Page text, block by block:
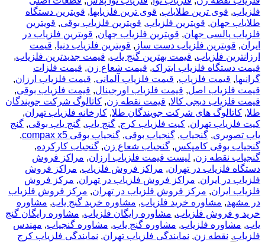
فلزیاب, قوی ترین طلایاب, قوی ترین فلزیابها, قویترین دستگاه
طلایاب جهان, قویترین فلزیاب, قویترین فلزیاب بوقی, قویترین
فلزیاب پالسی جهان, قویترین فلزیاب جهان, قویترین فلزیاب در
ایران, قویترین فلزیاب دست ساز , قویترین فلزیاب دنیا, قیمت
ارزانترین فلزیاب, قیمت بهترین گنج یاب, قیمت جدیدترین فلزیاب,
قیمت دستگاه فلزیاب ایتراک, قیمت شعاع زن, قیمت فلزات
گرانبها, قیمت فلزیاب, قیمت فلزیاب آلمانی, قیمت فلزیاب ارزان,
قیمت فلزیاب اصل, قیمت فلزیاب اورجینال, قیمت فلزیاب بوقی,
قیمت فلزیاب دیجی کالا, قیمت نقطه زن, کاتالوگ شرکت جویندگان
طلا, کاتالوگ های شرکت جویندگان طلا, کارخانه فلزیاب تهران,
کیت فلزیاب تهران, کیت فلزیاب کرج, گنج یاب, گنج یاب بوقی, گنج
یاب تصویری, گنجیاب, گنجیاب بوقی, گنجیاب بوقی compax x5
,
گنجیاب بوقی کامپکس, گنجیاب شعاع زن, گنجیاب کارکرده,
گنجیاب نقطه زن, لیست قیمت فلزیاب ارزان, مراکز فروش
دستگاه فلزیاب در تهران, مراکز فروش فلزیاب, مراکز فروش
فلزیاب در ایران, مراکز فروش فلزیاب در تهران, مرکز فروش
فلزیاب ایران, مرکز فروش فلزیاب در تهران, مرکز فروش فلزیاب
در مشهد, مشاوره خرید فلزیاب, مشاوره خرید گنج یاب, مشاوره
خرید و فروش فلزیاب, مشاوره رایگان فلزیاب, مشاوره رایگان گنج
یاب, مشاوره فلزیاب, مشاوره گنج یاب, مشاوره گنجیاب, مهندس
فلزیاب, نقطه زن, نمایندگی فلزیاب تهران, نمایندگی فلزیاب کرج